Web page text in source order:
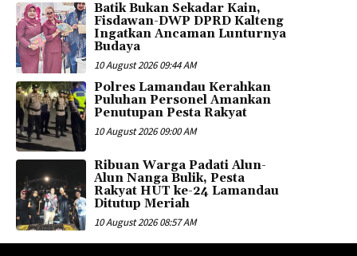
Batik Bukan Sekadar Kain,
Fisdawan-DWP DPRD Kalteng
Ingatkan Ancaman Lunturnya
Budaya
10 August 2026 09:44 AM
Polres Lamandau Kerahkan
Puluhan Personel Amankan
Penutupan Pesta Rakyat
10 August 2026 09:00 AM
Ribuan Warga Padati Alun-
Alun Nanga Bulik, Pesta
Rakyat HUT ke-24 Lamandau
Ditutup Meriah
10 August 2026 08:57 AM